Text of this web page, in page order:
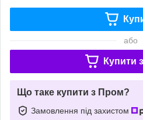
або
Купити з
Що таке купити з Пром?
Замовлення під захистом